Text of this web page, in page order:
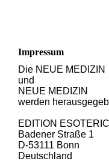
Impressum
Die NEUE MEDIZIN
und
NEUE MEDIZIN
werden
EDITION
Badener Straße 1
D-53111 Bonn
Deutschland